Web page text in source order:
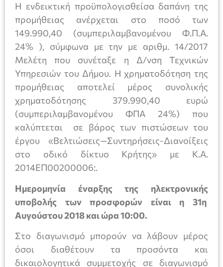
Η ενδεικτική προϋπολογισθείσα δαπάνη της
προμήθειας ανέρχεται στο ποσό των
149.990,40 (συμπεριλαμβανομένου Φ.Π.Α.
24% ), σύμφωνα με την με αριθμ. 14/2017
Μελέτη που συνέταξε η Δ/νση Τεχνικών
Υπηρεσιών του Δήμου. Η χρηματοδότηση της
προμήθειας αποτελεί μέρος συνολικής
χρηματοδότησης 379.990,40 ευρώ
(συμπεριλαμβανομένου ΦΠΑ 24%) που
καλύπτεται σε βάρος των πιστώσεων του
έργου «Βελτιώσεις—Συντηρήσεις-Διανοίξεις
στο οδικό δίκτυο Κρήτης» με Κ.Α.
2014ΕΠ00200006:.
Ημερομηνία έναρξης της ηλεκτρονικής
υποβολής των προσφορών είναι η 31η
Αυγούστου 2018 και ώρα 10:00.
Στο διαγωνισμό μπορούν να λάβουν μέρος
όσοι διαθέτουν τα προσόντα και
δικαιολογητικά συμμετοχής σε διαγωνισμό